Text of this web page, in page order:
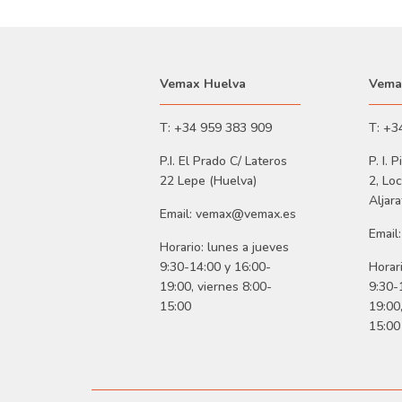
Vemax Huelva
T: +34 959 383 909
P.I. El Prado C/ Lateros
22 Lepe (Huelva)
Email: vemax@vemax.es
Horario: lunes a jueves
9:30-14:00 y 16:00-
19:00, viernes 8:00-
15:00
T:
P. I.
2,
9:30-
15:00